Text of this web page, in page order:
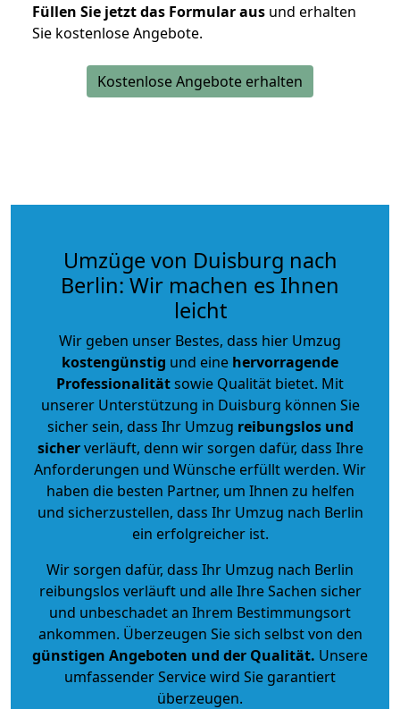
Füllen Sie jetzt das Formular aus und erhalten
Sie kostenlose Angebote.
Kostenlose Angebote erhalten
Umzüge von Duisburg nach
Berlin: Wir machen es Ihnen
leicht
Wir geben unser Bestes, dass hier Umzug
kostengünstig und eine hervorragende
Professionalitätsowie Qualität bietet. Mit
unserer Unterstützung in Duisburg können Sie
sicher sein, dass Ihr Umzug reibungslos und
sicherverläuft, denn wir sorgen dafür, dass Ihre
Anforderungen und Wünsche erfüllt werden. Wir
haben die besten Partner, um Ihnen zu helfen
und sicherzustellen, dass Ihr Umzug nach Berlin
ein erfolgreicher ist.
Wir sorgen dafür, dass Ihr Umzug nach Berlin
reibungslos verläuft und alle Ihre Sachen sicher
und unbeschadet an Ihrem Bestimmungsort
ankommen. Überzeugen Sie sich selbst von den
günstigen Angeboten und der Qualität. Unsere
umfassender Service wird Sie garantiert
überzeugen.